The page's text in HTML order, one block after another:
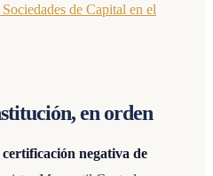
de Capital en el
en orden
certificación negativa de